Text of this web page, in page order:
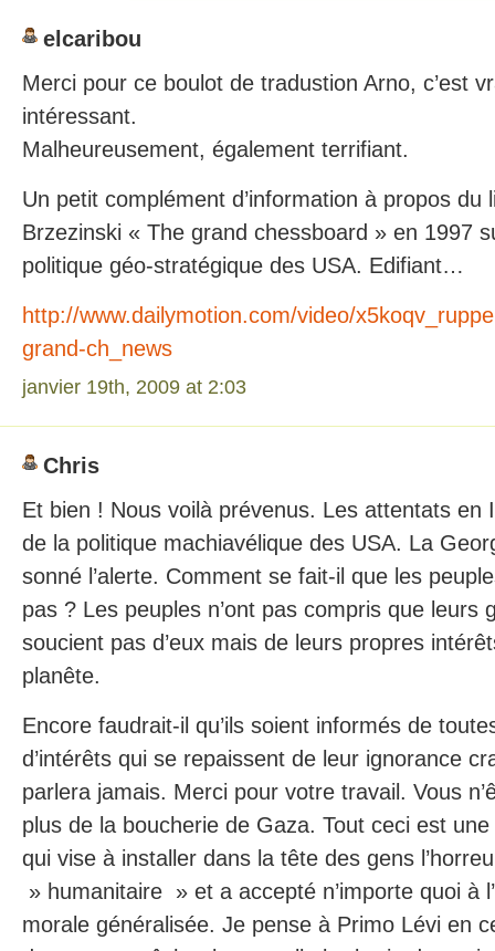
elcaribou
Merci pour ce boulot de tradustion Arno, c’est
intéressant.
Malheureusement, également terrifiant.
Un petit complément d’information à propos du
Brzezinski « The grand chessboard » en 1997
politique géo-stratégique des USA. Edifiant…
http://www.dailymotion.com/video/
grand-ch_news
janvier 19th, 2009 at 2:03
Chris
Et bien ! Nous voilà prévenus. Les attentats en
de la politique machiavélique des USA. La
sonné l’alerte. Comment se fait-il que les
pas ? Les peuples n’ont pas compris que leurs
soucient pas d’eux mais de leurs propres
planête.
Encore faudrait-il qu’ils soient informés de
d’intérêts qui se repaissent de leur ignorance
parlera jamais. Merci pour votre travail. Vous
plus de la boucherie de Gaza. Tout ceci est
qui vise à installer dans la tête des gens
» humanitaire » et a accepté n’importe quoi à
morale généralisée. Je pense à Primo Lévi en